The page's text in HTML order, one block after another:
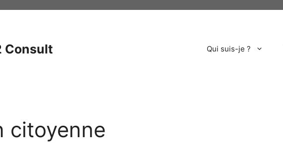
Consult Qui suis-je ?
citoyenne